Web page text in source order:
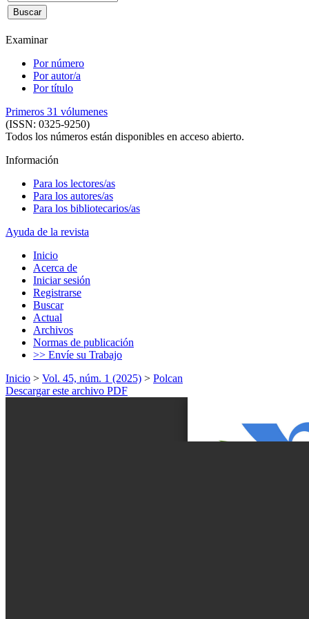
Examinar
Por número
Por autor/a
Por título
Primeros 31 vólumenes
(ISSN: 0325-9250)
Todos los números están disponibles en acceso abierto.
Información
Para los lectores/as
Para los autores/as
Para los bibliotecarios/as
Ayuda de la revista
Inicio
Acerca de
Iniciar sesión
Registrarse
Buscar
Actual
Archivos
Normas de publicación
>> Envíe su Trabajo
Inicio > Vol. 45, núm. 1 (2025) > Polcan
Descargar este archivo PDF